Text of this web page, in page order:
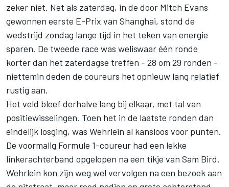
zeker niet. Net als zaterdag, in de door Mitch Evans
gewonnen eerste E-Prix van Shanghai, stond de
wedstrijd zondag lange tijd in het teken van energie
sparen. De tweede race was weliswaar één ronde
korter dan het zaterdagse treffen - 28 om 29 ronden -
niettemin deden de coureurs het opnieuw lang relatief
rustig aan.
Het veld bleef derhalve lang bij elkaar, met tal van
positiewisselingen. Toen het in de laatste ronden dan
eindelijk losging, was Wehrlein al kansloos voor punten.
De voormalig Formule 1-coureur had een lekke
linkerachterband opgelopen na een tikje van Sam Bird.
Wehrlein kon zijn weg wel vervolgen na een bezoek aan